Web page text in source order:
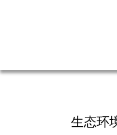
生态环